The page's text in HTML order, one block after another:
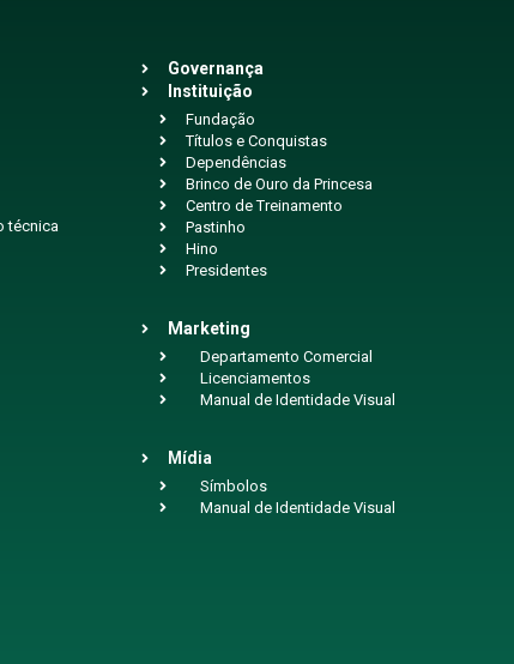
técnica
Governança
Instituição
Fundação
Títulos e Conquistas
Dependências
Brinco de Ouro da Princesa
Centro de Treinamento
Pastinho
Hino
Presidentes
Marketing
Departamento Comercial
Licenciamentos
Manual de Identidade Visual
Mídia
Símbolos
Manual de Identidade Visual